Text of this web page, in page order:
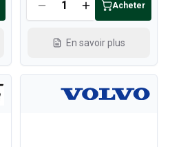
Acheter
En savoir plus